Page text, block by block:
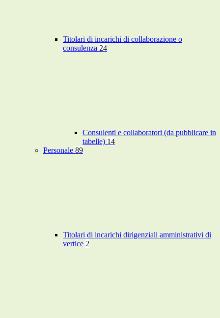
Titolari di incarichi di collaborazione o
consulenza 24
Consulenti e collaboratori (da pubblicare in
tabelle) 14
Personale 89
Titolari di incarichi dirigenziali amministrativi di
vertice 2